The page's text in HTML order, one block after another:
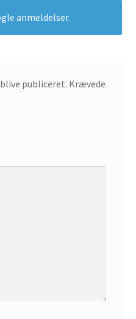
anmeldelser.
publiceret. Krævede